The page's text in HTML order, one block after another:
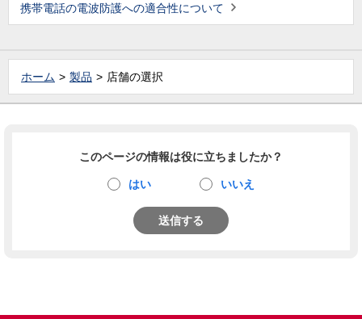
携帯電話の電波防護への適合性について
ホーム 製品 店舗の選択
このページの情報は役に立ちましたか？
はい いいえ
送信する